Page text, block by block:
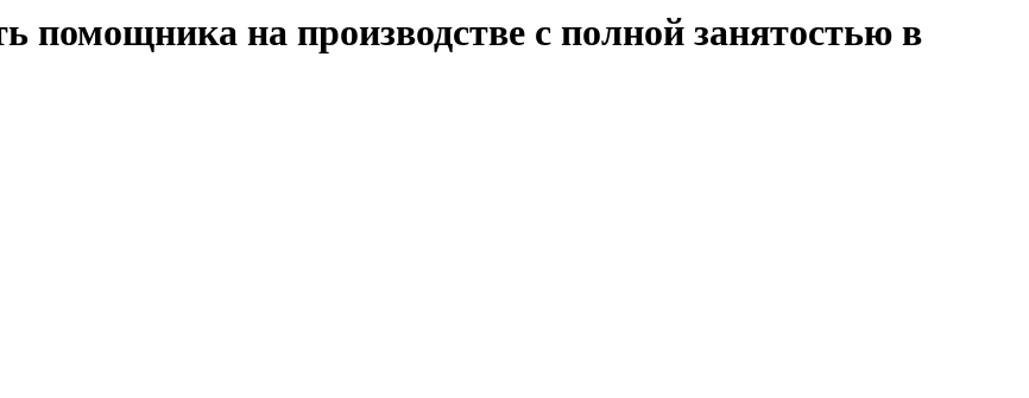
помощника на производстве с полной занятостью в